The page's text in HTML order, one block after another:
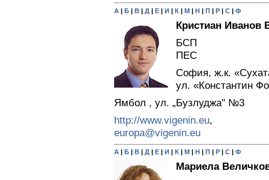
А | Б | В | Д | Е | И | К | М | Н | П | Р | С | Ф
Кристиан Иванов
БСП
ПЕС
София, ж.к.
ул. «Константин
Ямбол , ул. „Бузлуджа" №3
http://www.vigenin.eu,
europa@vigenin.eu
А | Б | В | Д | Е | И | К | М | Н | П | Р | С | Ф
Мариела